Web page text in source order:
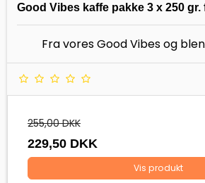
Good Vibes kaffe pakke 3 x 250
Fra vores Good Vibes og
255,00 DKK
229,50 DKK
Vis produkt